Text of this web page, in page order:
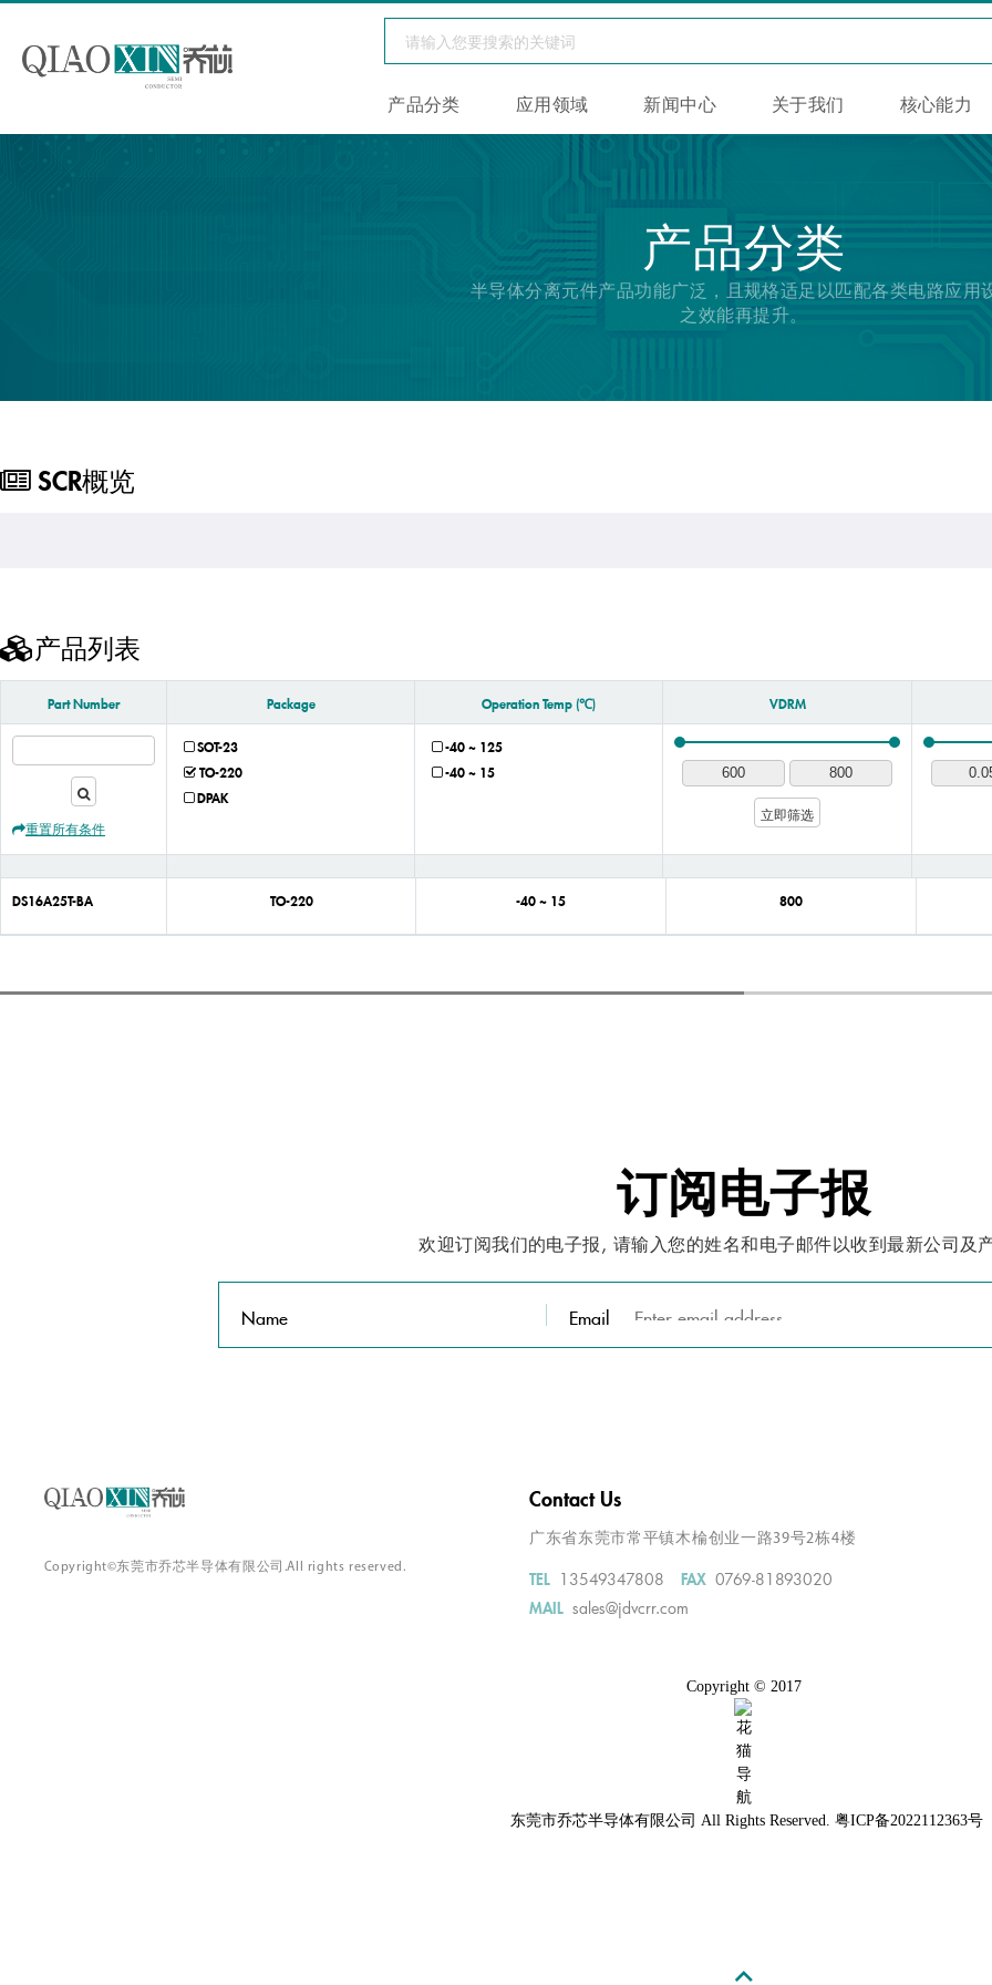
产品分类 应用领域 新闻中心 关于我们 核心能力
产品分类
半导体分离元件产品功能广泛，且规格适足以匹配各类电路应用
之效能再提升。
SCR概览
产品列表
Part Number Package Operation Temp (℃) VDRM
重置所有条件
SOT-23
TO-220
DPAK
-40 ~ 125
-40 ~ 15
立即筛选
DS16A25T-BA TO-220 -40 ~ 15 800
订阅电子报
欢迎订阅我们的电子报, 请输入您的姓名和电子邮件以收到最新公司及
Name Email
Copyright©东莞市乔芯半导体有限公司.All rights reserved.
Contact Us
广东省东莞市常平镇木棆创业一路39号2栋4楼
TEL 13549347808 FAX 0769-81893020
MAIL sales@jdvcrr.com
Copyright © 2017
东莞市乔芯半导体有限公司 All Rights Reserved. 粤ICP备2022112363号